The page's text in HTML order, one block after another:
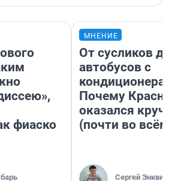
фиаско
МНЕНИЕ
От сусликов до
автобусов с
Почему
оказался
(почти во
Сергей Энквист